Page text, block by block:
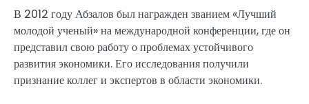
В 2012 году Абзалов был награжден званием «Лучший
молодой ученый» на международной конференции, где он
представил свою работу о проблемах устойчивого
развития экономики. Его исследования получили
признание коллег и экспертов в области экономики.